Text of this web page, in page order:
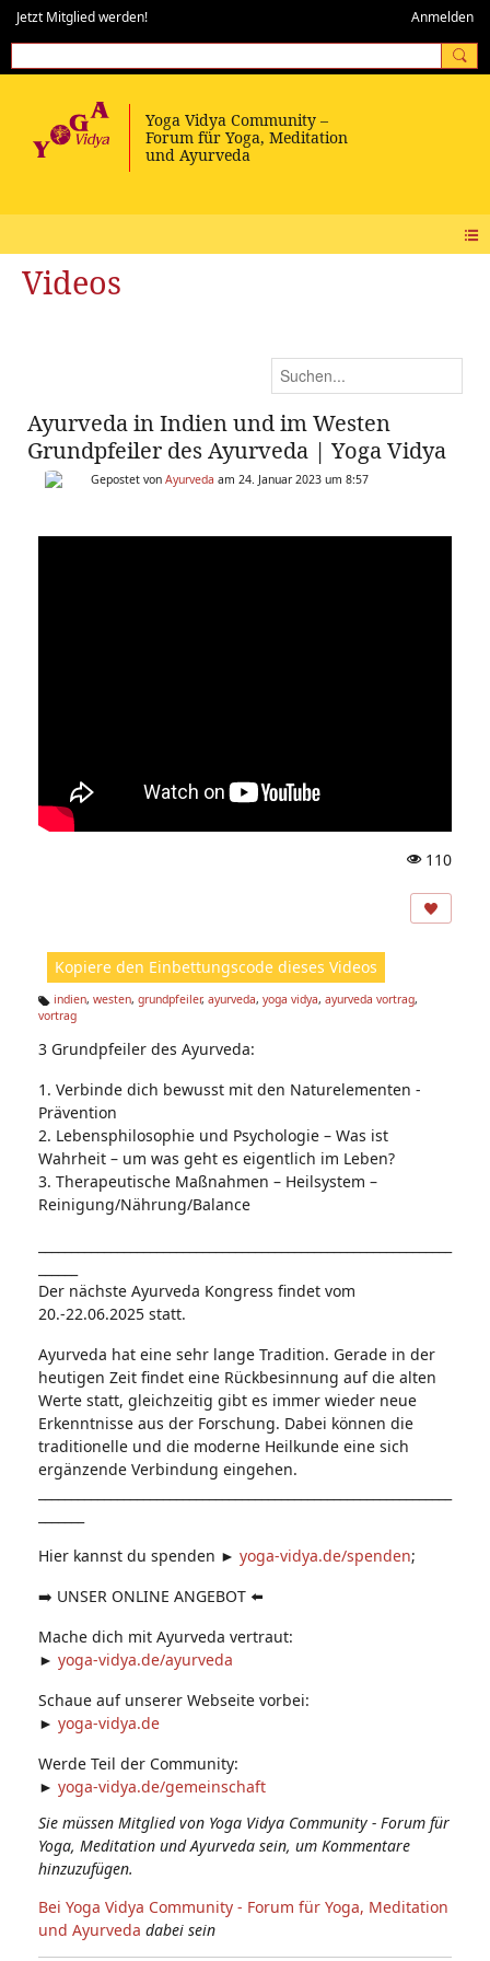
Jetzt Mitglied werden! Anmelden
Videos
Ayurveda in Indien und im Westen
Grundpfeiler des Ayurveda | Yoga Vidya
Gepostet von Ayurveda am 24. Januar 2023 um 8:57
ic
n:
110
Kopiere den Einbettungscode dieses Videos
Ta
s:
indien, westen, grundpfeiler, ayurveda, yoga vidya, ayurveda vortrag,
vortrag
3 Grundpfeiler des Ayurveda:
1. Verbinde dich bewusst mit den Naturelementen -
Prävention
2. Lebensphilosophie und Psychologie – Was ist
Wahrheit – um was geht es eigentlich im Leben?
3. Therapeutische Maßnahmen – Heilsystem –
Reinigung/Nährung/Balance
Der nächste Ayurveda Kongress findet vom
20.-22.06.2025 statt.
Ayurveda hat eine sehr lange Tradition. Gerade in der
heutigen Zeit findet eine Rückbesinnung auf die alten
Werte statt, gleichzeitig gibt es immer wieder neue
Erkenntnisse aus der Forschung. Dabei können die
traditionelle und die moderne Heilkunde eine sich
ergänzende Verbindung eingehen.
Hier kannst du spenden ► yoga-vidya.de/spenden;
➡️ UNSER ONLINE ANGEBOT ⬅️
Mache dich mit Ayurveda vertraut:
► yoga-vidya.de/ayurveda
Schaue auf unserer Webseite vorbei:
► yoga-vidya.de
Werde Teil der Community:
► yoga-vidya.de/gemeinschaft
Sie müssen Mitglied von Yoga Vidya Community - Forum für
Yoga, Meditation und Ayurveda sein, um Kommentare
hinzuzufügen.
Bei Yoga Vidya Community - Forum für Yoga, Meditation
und Ayurveda dabei sein